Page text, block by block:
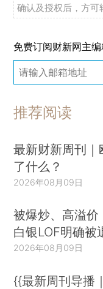
确认及授权后，方可
免费订阅财新网主
推荐阅读
最新财新周刊
了什么？
2026年08月09日
被爆炒、高溢价
白银LOF明确被
2026年08月09日
{{最新周刊导播